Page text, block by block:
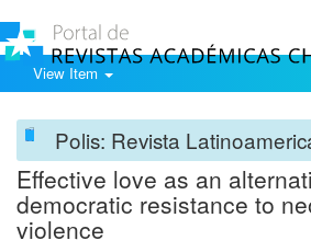
View Item
Polis: Revista
Effective love as an
democratic resistance to
violence